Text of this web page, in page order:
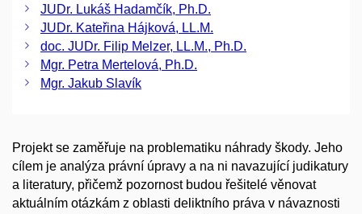
JUDr. Lukáš Hadamčík, Ph.D.
JUDr. Kateřina Hájková, LL.M.
doc. JUDr. Filip Melzer, LL.M., Ph.D.
Mgr. Petra Mertelová, Ph.D.
Mgr. Jakub Slavík
Projekt se zaměřuje na problematiku náhrady škody. Jeho
cílem je analýza právní úpravy a na ni navazující judikatury
a literatury, přičemž pozornost budou řešitelé věnovat
aktuálním otázkám z oblasti deliktního práva v návaznosti